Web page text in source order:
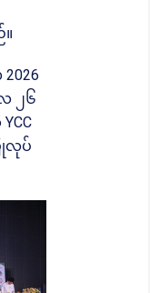
2026
လ ၂၆
လုပ်